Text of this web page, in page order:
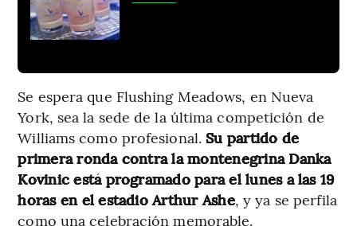
Se espera que Flushing Meadows, en Nueva
York, sea la sede de la última competición de
Williams como profesional. Su partido de
primera ronda contra la montenegrina Danka
Kovinic está programado para el lunes a las 19
horas en el estadio Arthur Ashe, y ya se perfila
como una celebración memorable.